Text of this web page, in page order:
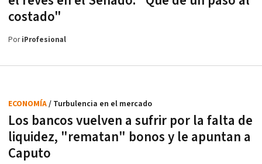
costado"
PoriProfesional
Los bancos vuelven a sufrir por la falta de
liquidez, "rematan" bonos y le apuntan a
Caputo
ECONOMÍA/ Turbulencia en el mercado